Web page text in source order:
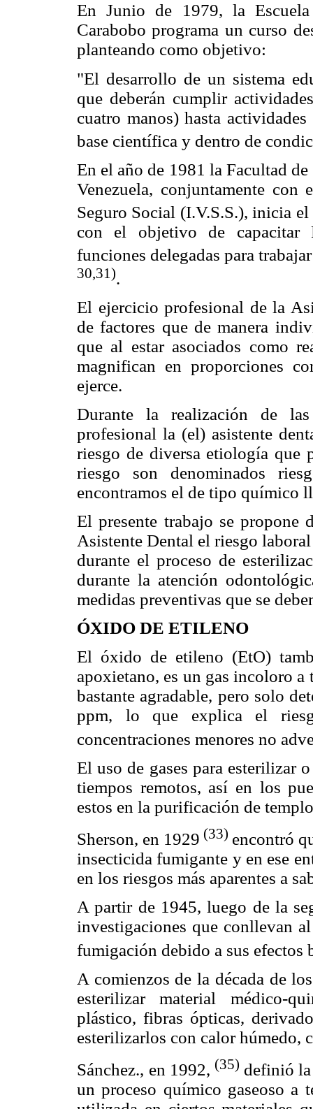
En Junio de 1979, la
Carabobo programa un curso
planteando como objetivo:
"El desarrollo de un sistema
que deberán cumplir
cuatro manos) hasta
base científica y dentro de
En el año de 1981 la Facultad
Venezuela, conjuntamente
Seguro Social (I.V.S.S.), inicia
con el objetivo de capacitar
funciones delegadas para
30,31).
El ejercicio profesional de la
de factores que de manera
que al estar asociados como
magnifican en proporciones
ejerce.
Durante la realización de
profesional la (el) asistente
riesgo de diversa etiología que
riesgo son denominados
encontramos el de tipo químico
El presente trabajo se propone
Asistente Dental el riesgo
durante el proceso de
durante la atención
medidas preventivas que se
ÓXIDO DE ETILENO
El óxido de etileno (EtO)
apoxietano, es un gas incoloro a
bastante agradable, pero solo
ppm, lo que explica el
concentraciones menores no
El uso de gases para esterilizar
tiempos remotos, así en los
estos en la purificación de
Sherson, en 1929 (33) encontró
insecticida fumigante y en ese
en los riesgos más aparentes a
A partir de 1945, luego de la
investigaciones que conllevan
fumigación debido a sus efectos
A comienzos de la década de
esterilizar material médico-
plástico, fibras ópticas,
esterilizarlos con calor húmedo,
Sánchez., en 1992, (35) definió
un proceso químico gaseoso a